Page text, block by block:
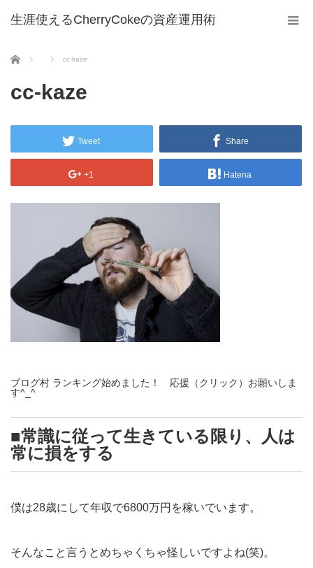
生涯使えるCherryCokeの資産運用術
ホーム cc-kaze
cc-kaze
Tweet Share
+1 Hatena
ブログ村 ランキング始めました！ 応援（クリック）お願いしま
す^_^
■常識に従って生きている限り、人は
常に損をする
僕は28歳にして年収で6800万円を稼いでいます。
そんなこと言うとめちゃくちゃ怪しいですよね(笑)。